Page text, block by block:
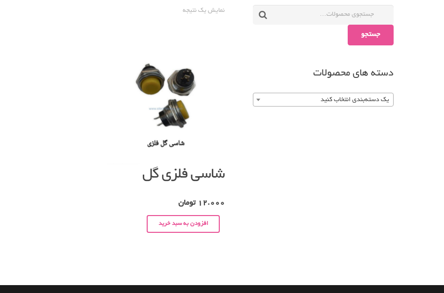
نمایش یک نتیجه
شاسی فلزی گل
12.000 تومان
افزودن به سبد خرید
جستجو
دسته های محصولات
یک دسته‌بندی انتخاب کنید